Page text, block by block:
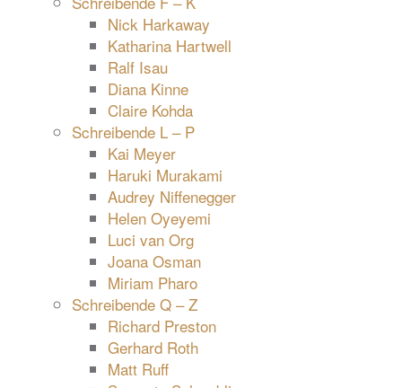
Nick Harkaway
Katharina Hartwell
Ralf Isau
Diana Kinne
Claire Kohda
Schreibende L – P
Kai Meyer
Haruki Murakami
Audrey Niffenegger
Helen Oyeyemi
Luci van Org
Joana Osman
Miriam Pharo
Schreibende Q – Z
Richard Preston
Gerhard Roth
Matt Ruff